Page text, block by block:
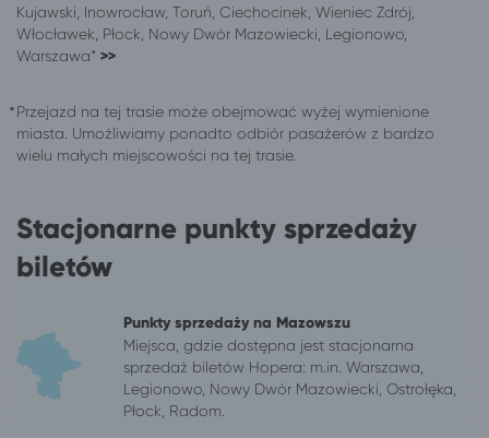
Jastrzębia Góra
Ciechocinek
Jaworzno
Ciechocinek
Jelenia Góra
Katowice
Ciechocinek
Kazimierz Dolny
Ciechocinek
Kłodzko
Ciechocinek
Kluczbork
Ciechocinek
Konstantynów Łódzki
Ciechocinek
Koszalin
Ciechocinek
Kraków
Ciechocinek
Krasnystaw
Ciechocinek
Kujawski, Inowrocław, Toruń, Ciechocinek, Wieniec Zdrój,
Włocławek, Płock, Nowy Dwór Mazowiecki, Legionowo,
Warszawa* >>
Przejazd na tej trasie może obejmować wyżej wymienione
miasta. Umożliwiamy ponadto odbiór pasażerów z bardzo
wielu małych miejscowości na tej trasie.
Stacjonarne punkty sprzedaży
biletów
Punkty sprzedaży na Mazowszu
Miejsca, gdzie dostępna jest stacjonarna
sprzedaż biletów Hopera: m.in. Warszawa,
Legionowo, Nowy Dwór Mazowiecki, Ostrołęka,
Płock, Radom.